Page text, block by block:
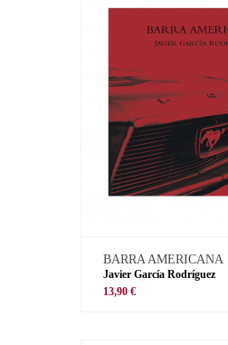
BARRA AMERICANA
Javier García Rodríguez
13,90 €